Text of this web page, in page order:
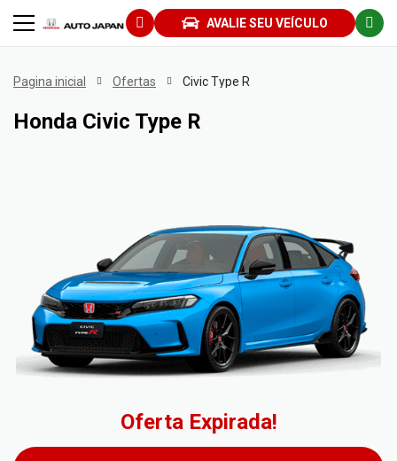
AVALIE SEU VEÍCULO
Pagina inicial Ofertas Civic Type R
Honda Civic Type R
Oferta Expirada!